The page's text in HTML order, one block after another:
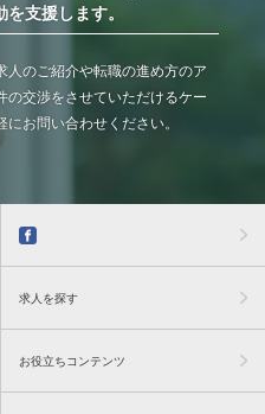
支援します。
人のご紹介や転職の進め方のア
の交渉をさせていただけるケー
お問い合わせください。
求人を探す
お役立ちコンテンツ